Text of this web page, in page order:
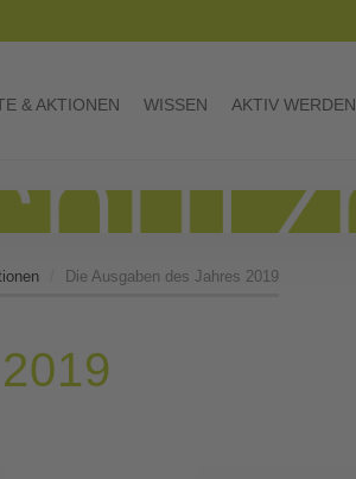
& AKTIONEN WISSEN AKTIV WERDEN
Die Ausgaben des Jahres 2019